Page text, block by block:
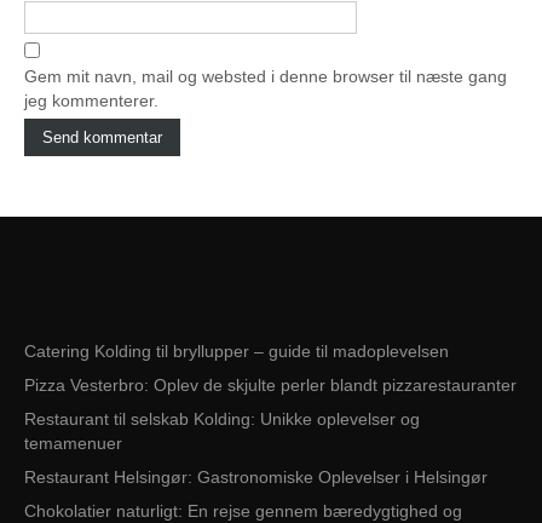
Gem mit navn, mail og websted i denne browser til næste gang
jeg kommenterer.
Catering Kolding til bryllupper – guide til madoplevelsen
Pizza Vesterbro: Oplev de skjulte perler blandt pizzarestauranter
Restaurant til selskab Kolding: Unikke oplevelser og
temamenuer
Restaurant Helsingør: Gastronomiske Oplevelser i Helsingør
Chokolatier naturligt: En rejse gennem bæredygtighed og